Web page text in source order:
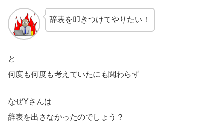
辞表を叩きつけてやりたい！
と
何度も何度も考えていたにも関わらず
なぜYさんは
辞表を出さなかったのでしょう？